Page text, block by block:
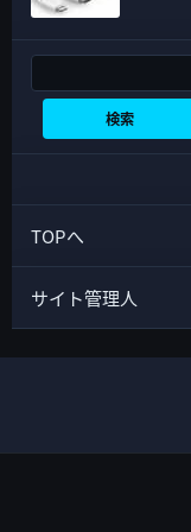
検索
TOPへ
サイト管理人